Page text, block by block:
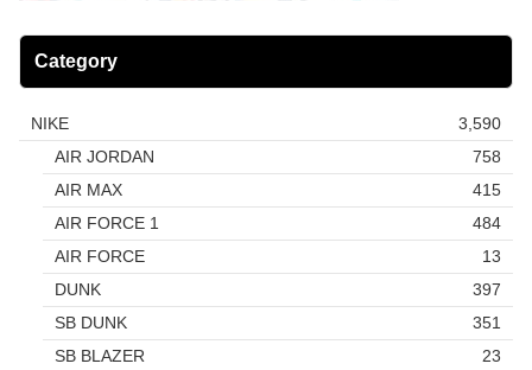
Category
NIKE
3,590
AIR JORDAN
758
AIR MAX
415
AIR FORCE 1
484
AIR FORCE
13
DUNK
397
SB DUNK
351
SB BLAZER
23